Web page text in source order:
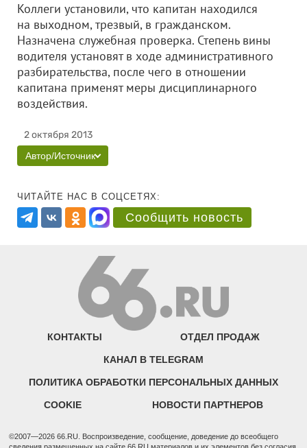
Коллеги установили, что капитан находился
на выходном, трезвый, в гражданском.
Назначена служебная проверка. Степень вины
водителя установят в ходе административного
разбирательства, после чего в отношении
капитана применят меры дисциплинарного
воздействия.
2 октября 2013
Автор/Источник
ЧИТАЙТЕ НАС В СОЦСЕТЯХ:
Сообщить новость
КОНТАКТЫ ОТДЕЛ ПРОДАЖ
КАНАЛ В TELEGRAM
ПОЛИТИКА ОБРАБОТКИ ПЕРСОНАЛЬНЫХ ДАННЫХ
COOKIE НОВОСТИ ПАРТНЕРОВ
©2007—2026 66.RU. Воспроизведение, сообщение, доведение до всеобщего